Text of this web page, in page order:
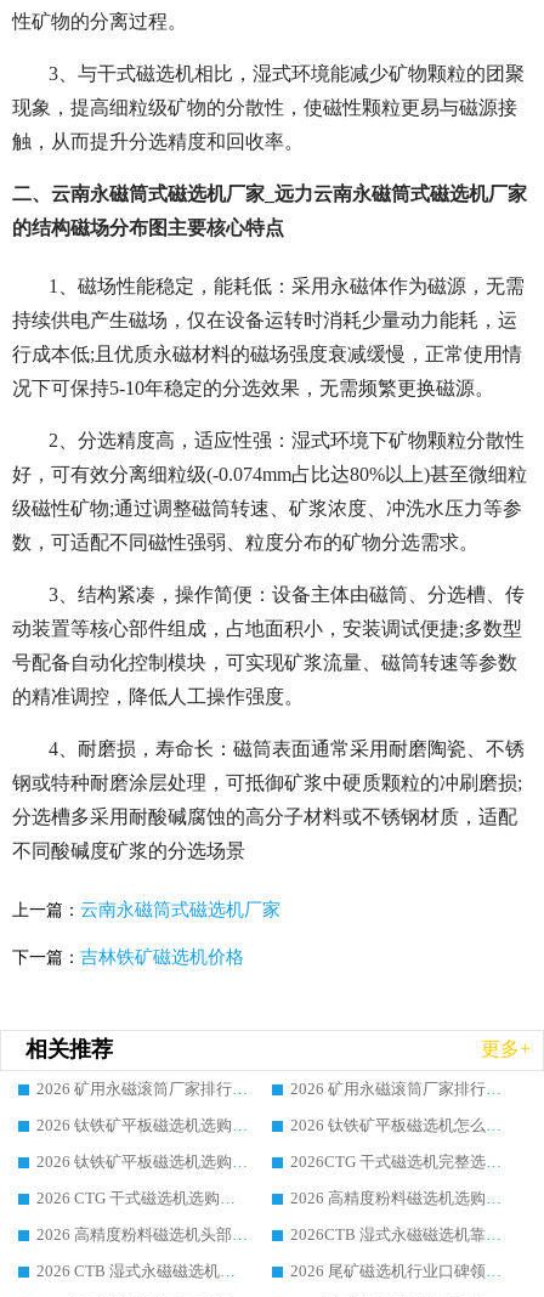
性矿物的分离过程。
3、与干式磁选机相比，湿式环境能减少矿物颗粒的团聚
现象，提高细粒级矿物的分散性，使磁性颗粒更易与磁源接
触，从而提升分选精度和回收率。
二、云南永磁筒式磁选机厂家_远力云南永磁筒式磁选机厂家
的结构磁场分布图主要核心特点
1、磁场性能稳定，能耗低：采用永磁体作为磁源，无需
持续供电产生磁场，仅在设备运转时消耗少量动力能耗，运
行成本低;且优质永磁材料的磁场强度衰减缓慢，正常使用情
况下可保持5-10年稳定的分选效果，无需频繁更换磁源。
2、分选精度高，适应性强：湿式环境下矿物颗粒分散性
好，可有效分离细粒级(-0.074mm占比达80%以上)甚至微细粒
级磁性矿物;通过调整磁筒转速、矿浆浓度、冲洗水压力等参
数，可适配不同磁性强弱、粒度分布的矿物分选需求。
3、结构紧凑，操作简便：设备主体由磁筒、分选槽、传
动装置等核心部件组成，占地面积小，安装调试便捷;多数型
号配备自动化控制模块，可实现矿浆流量、磁筒转速等参数
的精准调控，降低人工操作强度。
4、耐磨损，寿命长：磁筒表面通常采用耐磨陶瓷、不锈
钢或特种耐磨涂层处理，可抵御矿浆中硬质颗粒的冲刷磨损;
分选槽多采用耐酸碱腐蚀的高分子材料或不锈钢材质，适配
不同酸碱度矿浆的分选场景
上一篇： 云南永磁筒式磁选机厂家
下一篇： 吉林铁矿磁选机价格
相关推荐 更多+
2026 矿用永磁滚筒厂家排行榜选购干货指南 行业口碑标杆华体会手机网页版-华体会(中国) 实力出众
2026 矿用永磁滚筒厂家排行榜选购指南，行业口碑领域强者华体会手机网页版-华体会(中国)
2026 钛铁矿平板磁选机选购全攻略 市场公认优质品牌厂家实力排行榜
2026 钛铁矿平板磁选机怎么选 靠谱生产企业实力排行榜选购参考攻略
2026 钛铁矿平板磁选机选购指南 行业口碑优选品牌生产企业实力排行榜
2026CTG 干式磁选机完整选购指南 行业口碑顶尖靠谱生产龙头厂家实力推荐
2026 CTG 干式磁选机选购指南|行业口碑靠谱生产厂家领域强者推荐
2026 高精度粉料磁选机选购全攻略 行业优质品牌华体会手机网页版-华体会(中国) 实力深度解析
2026 高精度粉料磁选机头部厂家选购指南 行业口碑靠谱品牌推荐 领域强者华体会手机网页版-华体会(中国) 解析
2026CTB 湿式永磁磁选机靠谱厂家实力排行榜 铁矿选矿设备采购全流程选购指南
2026 CTB 湿式永磁磁选机选购指南|行业口碑良好品牌推荐，领域强者华体会手机网页版-华体会(中国)
2026 尾矿磁选机行业口碑领域强者，源头直供国内主流厂家华体会手机网页版-华体会(中国) 一站式服务